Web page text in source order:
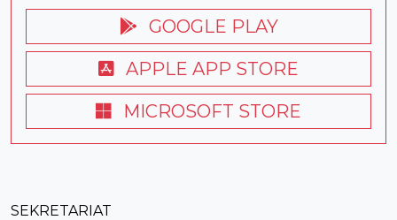
GOOGLE PLAY
APPLE APP STORE
MICROSOFT STORE
SEKRETARIAT